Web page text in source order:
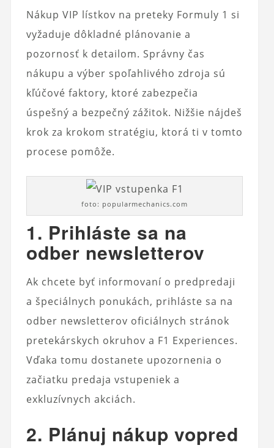
Nákup VIP lístkov na preteky Formuly 1 si
vyžaduje dôkladné plánovanie a
pozornosť k detailom. Správny čas
nákupu a výber spoľahlivého zdroja sú
kľúčové faktory, ktoré zabezpečia
úspešný a bezpečný zážitok. Nižšie nájdeš
krok za krokom stratégiu, ktorá ti v tomto
procese pomôže.
foto: popularmechanics.com
1. Prihláste sa na
odber newsletterov
Ak chcete byť informovaní o predpredaji
a špeciálnych ponukách, prihláste sa na
odber newsletterov oficiálnych stránok
pretekárskych okruhov a F1 Experiences.
Vďaka tomu dostanete upozornenia o
začiatku predaja vstupeniek a
exkluzívnych akciách.
2. Plánuj nákup vopred